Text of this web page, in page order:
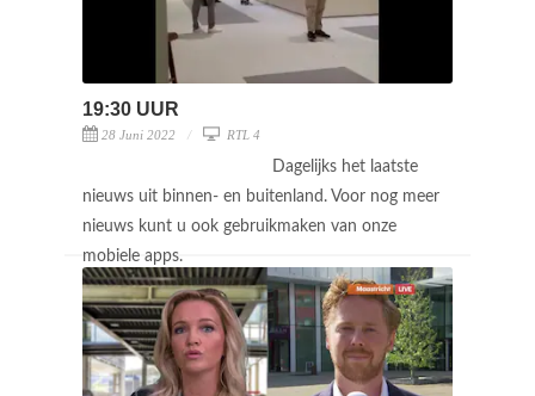
19:30 UUR
28 Juni 2022 RTL 4
Dagelijks het laatste
nieuws uit binnen- en buitenland. Voor nog meer
nieuws kunt u ook gebruikmaken van onze
mobiele apps.